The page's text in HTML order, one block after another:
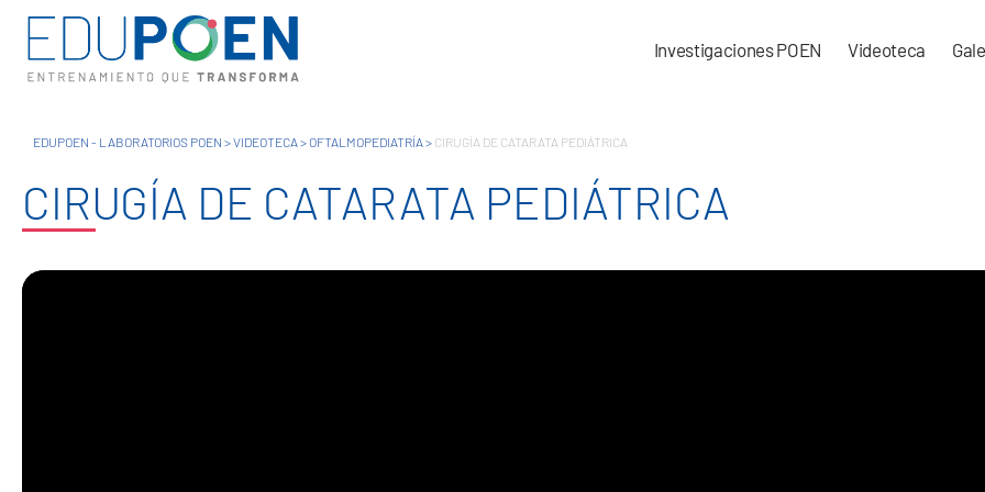
Investigaciones POEN Videoteca
EDUPOEN - LABORATORIOS POEN >VIDEOTECA> OFTALMOPEDIATRÍA> CIRUGÍA DE CATARATA PEDIÁTRICA
CIRUGÍA DE CATARATA PEDIÁTRICA